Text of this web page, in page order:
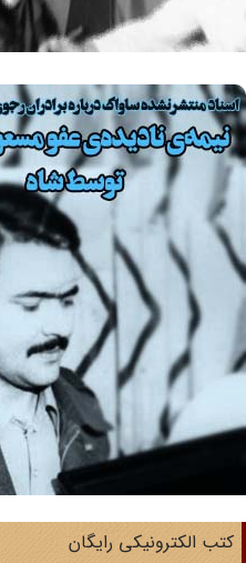
الکترونیکی رایگان